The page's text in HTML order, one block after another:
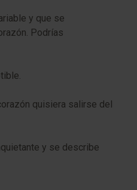
y que se
Podrías
quisiera salirse del
y se describe